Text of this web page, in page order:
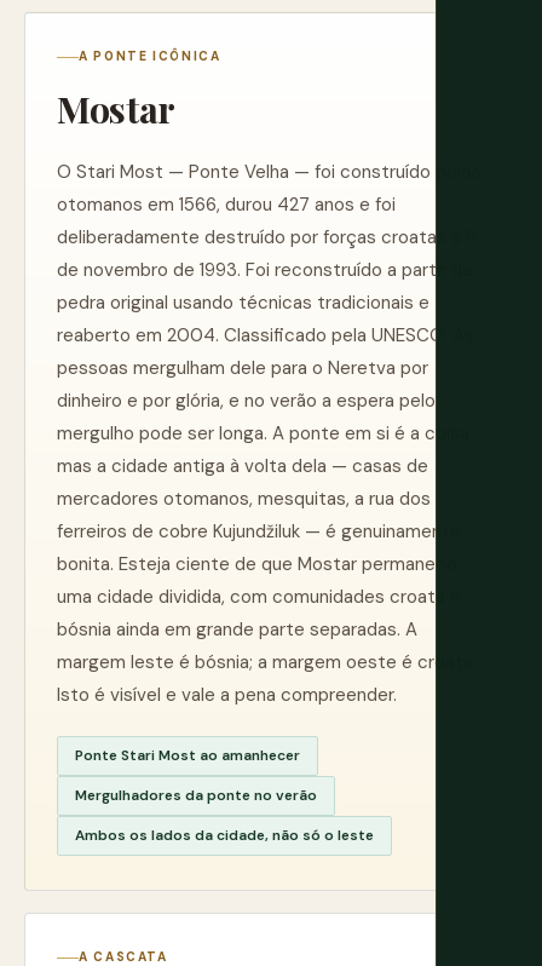
A PONTE ICÔNICA
Mostar
O Stari Most — Ponte Velha — foi construído pelos
otomanos em 1566, durou 427 anos e foi
deliberadamente destruído por forças croatas a 9
de novembro de 1993. Foi reconstruído a partir da
pedra original usando técnicas tradicionais e
reaberto em 2004. Classificado pela UNESCO. As
pessoas mergulham dele para o Neretva por
dinheiro e por glória, e no verão a espera pelo
mergulho pode ser longa. A ponte em si é a coisa,
mas a cidade antiga à volta dela — casas de
mercadores otomanos, mesquitas, a rua dos
ferreiros de cobre Kujundžiluk — é genuinamente
bonita. Esteja ciente de que Mostar permanece
uma cidade dividida, com comunidades croata e
bósnia ainda em grande parte separadas. A
margem leste é bósnia; a margem oeste é croata.
Isto é visível e vale a pena compreender.
Ponte Stari Most ao amanhecer
Mergulhadores da ponte no verão
Ambos os lados da cidade, não só o leste
A CASCATA